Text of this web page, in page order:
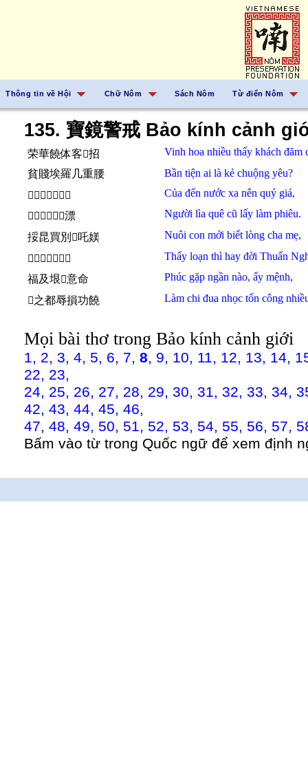
Thông tin về Hội Chữ Nôm Sách Nôm Từ điển Nôm
135. 寶鏡警戒 Bảo kính cảnh
荣華饒体客󰝡招 Vinh hoa nhiều thấy khách đăm
貧賤埃羅几重腰
Bần tiện ai là kẻ chuộng yêu?
𧵑典渃賒𢧚貴價
Của đến nước xa nên quý giá,
𠊚離圭𪧘𥙩𫜵漂
Người lìa quê cũ lấy làm phiêu.
挼昆買別𢚸吒媄
Nuôi con mới biết lòng cha mẹ,
𧡊乱𪰛咍𠁀舜堯
Thấy loạn thì hay đời Thuấn
福及垠𱜢意命
Phúc gặp ngần nào, ấy mệnh,
𫜵之都辱損功饒
Làm chi đua nhọc tốn công
Mọi bài thơ trong Bảo kính cảnh giới
1, 2, 3, 4, 5, 6, 7, 8, 9, 10, 11, 12, 13, 14,
22, 23,
24, 25, 26, 27, 28, 29, 30, 31, 32, 33, 34,
42, 43, 44, 45, 46,
47, 48, 49, 50, 51, 52, 53, 54, 55, 56, 57,
Bấm vào từ trong Quốc ngữ để xem định